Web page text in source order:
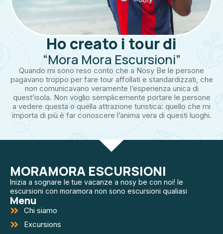
Ho creato i tour di
“Mora Mora Escursioni”
Quando mi sono reso conto che a Nosy Be le persone
pagavano troppo per fare tour affollati e standardizzati, che
non comunicavano veramente l’esperienza unica di
quest’isola. Non voglio semplicemente portare le persone
a vedere questa o quella attrazione turistica: quello che mi
importa di più è far conoscere l’anima vera di questi luoghi.
MORAMORA ESCURSIONI
Inizia a sognare le tue vacanze a nosy be con noi! le
escursioni con moramora non sono escursioni qualiasi
Menu
Chi siamo
Excursions